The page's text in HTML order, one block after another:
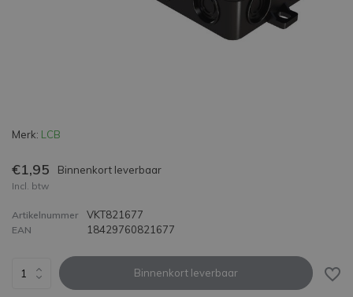
Merk: LCB
€1,95 Binnenkort leverbaar
Incl. btw
Artikelnummer VKT821677
EAN 18429760821677
Binnenkort leverbaar